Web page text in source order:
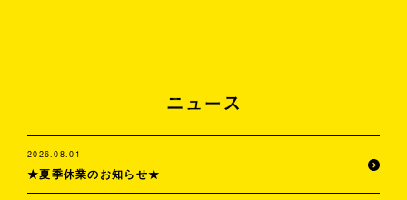
2026.08.01
★夏季休業のお知らせ★